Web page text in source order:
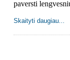
paversti
Skaityti daugiau...